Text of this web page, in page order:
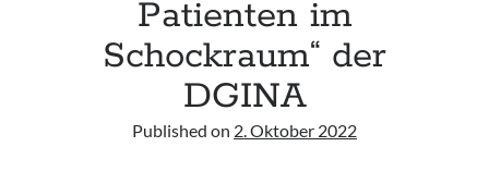
acute respiratory failure“ der Polish Society of Anaesthesiology and
Intensive Therapy
Leitlinie „Management of Hypercalcaemia in Adult Patients in the
Leitlinie „Behavioural Emergencies in Emergency Departments“ der IFEM
Leitlinie „Management of Acute Upper Gastrointestinal Bleeding in the
Patienten im
Schockraum“ der
DGINA
Published on 2. Oktober 2022